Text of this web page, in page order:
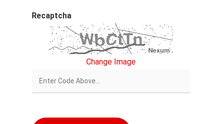
Recaptcha
Change Image